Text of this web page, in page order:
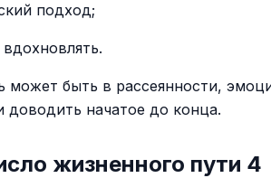
подход;
может быть в рассеянности,
доводить начатое до конца.
жизненного пути 4